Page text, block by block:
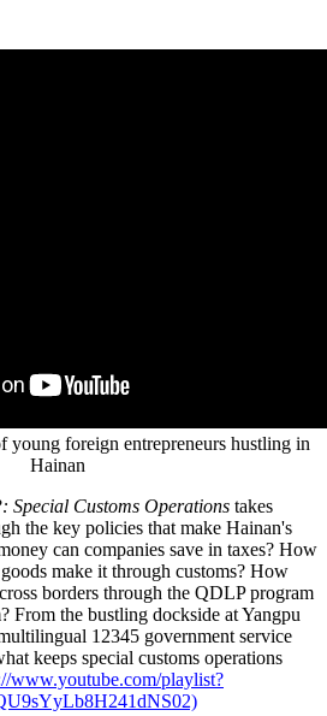
foreign entrepreneurs hustling in
Hainan
Special Customs Operations takes
the key policies that make Hainan's
can companies save in taxes? How
make it through customs? How
borders through the QDLP program
From the bustling dockside at Yangpu
12345 government service
keeps special customs operations
www.youtube.com/playlist?